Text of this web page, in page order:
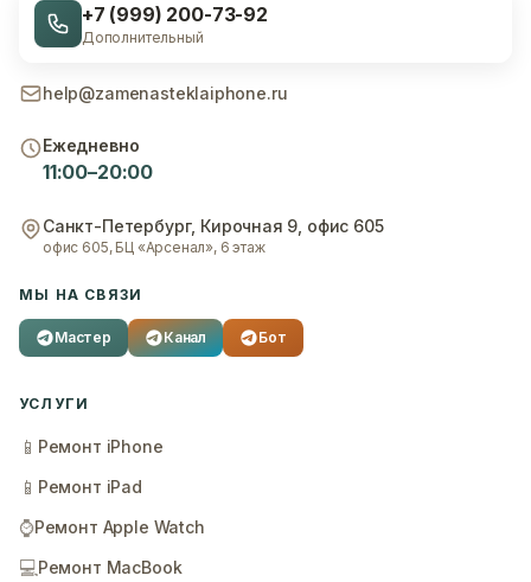
+7 (999) 200-73-92
Дополнительный
help@zamenasteklaiphone.ru
Ежедневно
11:00–20:00
Санкт-Петербург, Кирочная 9, офис 605
офис 605, БЦ «Арсенал», 6 этаж
МЫ НА СВЯЗИ
Мастер Канал Бот
УСЛУГИ
📱 Ремонт iPhone
📱 Ремонт iPad
⌚Ремонт Apple Watch
💻Ремонт MacBook